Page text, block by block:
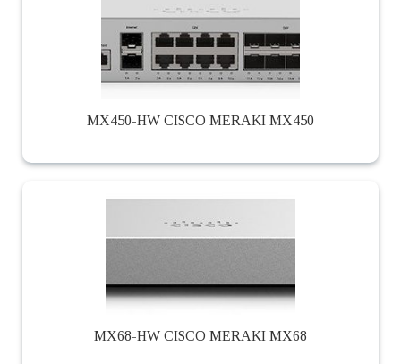
MX450-HW CISCO MERAKI MX450
MX68-HW CISCO MERAKI MX68